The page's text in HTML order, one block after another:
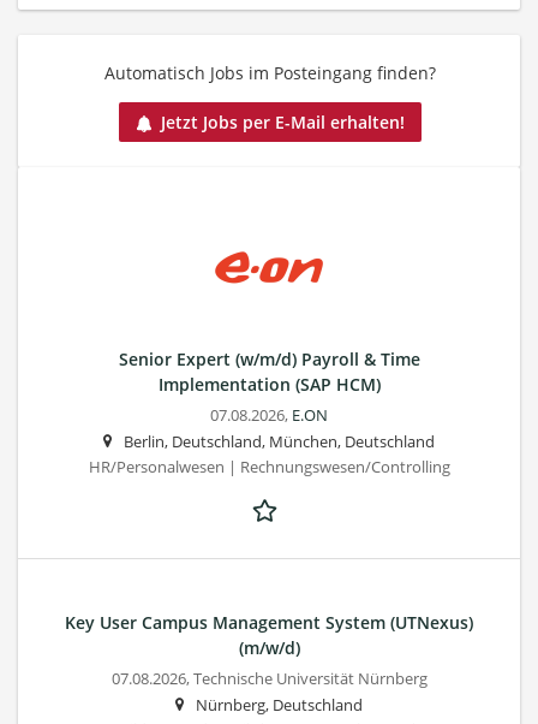
Automatisch Jobs im Posteingang finden?
Jetzt Jobs per E-Mail erhalten!
Senior Expert (w/m/d) Payroll & Time
Implementation (SAP HCM)
07.08.2026, E.ON
Berlin, Deutschland, München, Deutschland
HR/Personalwesen | Rechnungswesen/Controlling
Key User Campus Management System (UTNexus)
(m/w/d)
07.08.2026,Technische Universität Nürnberg
Nürnberg, Deutschland